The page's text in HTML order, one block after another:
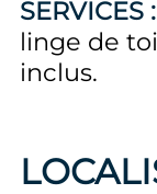
SERVICES :
linge de
inclus